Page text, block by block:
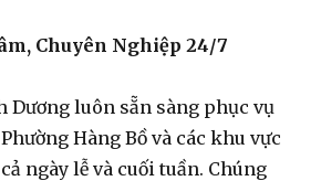
Chuyên Nghiệp 24/7
Dương luôn sẵn sàng phục vụ
Hàng Bồ và các khu vực
ngày lễ và cuối tuần. Chúng